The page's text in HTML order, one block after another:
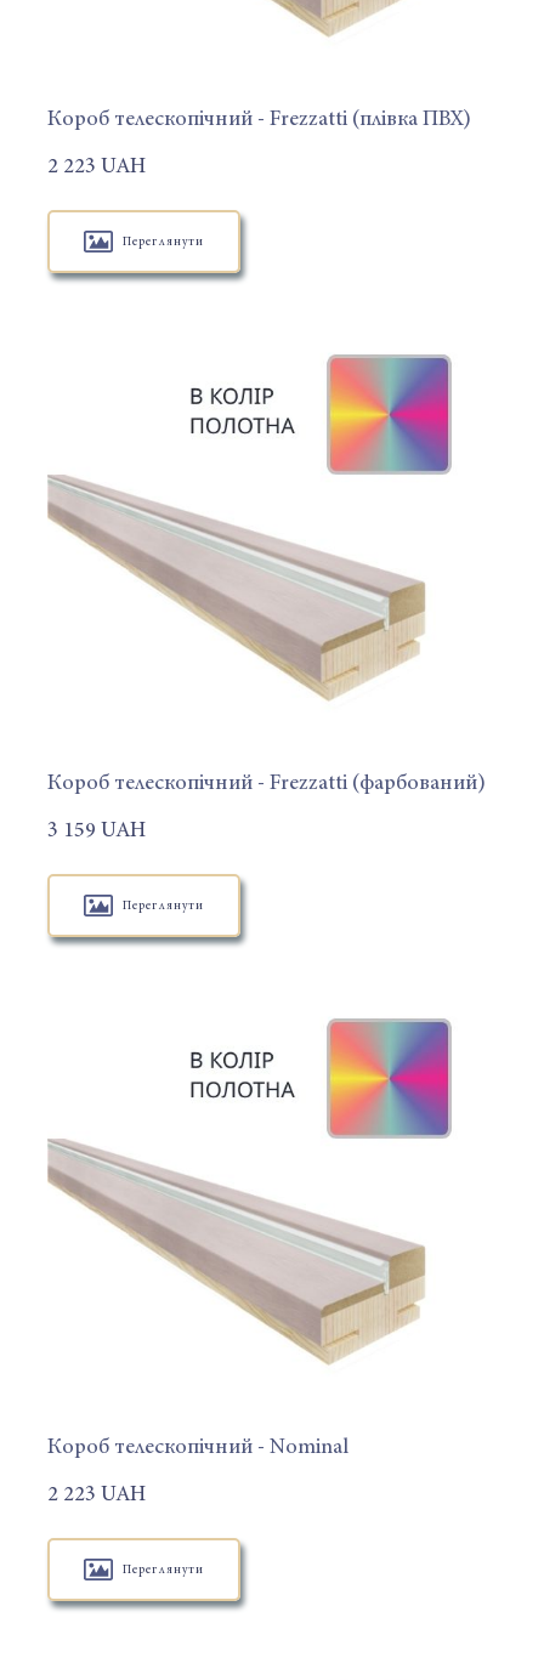
Короб телескопічний - Frezzatti (плівка ПВХ)
2 223 UAH
Переглянути
Короб телескопічний - Frezzatti (фарбований)
3 159 UAH
Переглянути
Короб телескопічний - Nominal
2 223 UAH
Переглянути